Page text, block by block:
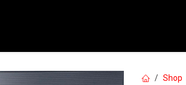
Shop